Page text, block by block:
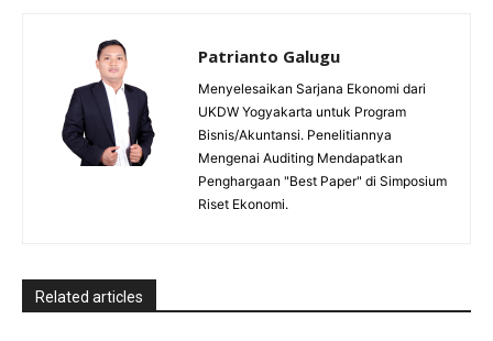
Patrianto Galugu
Menyelesaikan Sarjana Ekonomi dari
UKDW Yogyakarta untuk Program
Bisnis/Akuntansi. Penelitiannya
Mengenai Auditing Mendapatkan
Penghargaan "Best Paper" di Simposium
Riset Ekonomi.
Related articles